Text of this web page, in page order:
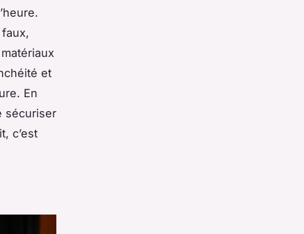
et
En
sécuriser
c’est